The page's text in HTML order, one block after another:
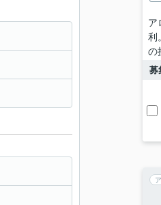
ア
利
の
募